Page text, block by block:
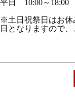
平日 10:00～18:00
※土日祝祭日はお休
日となりますので、